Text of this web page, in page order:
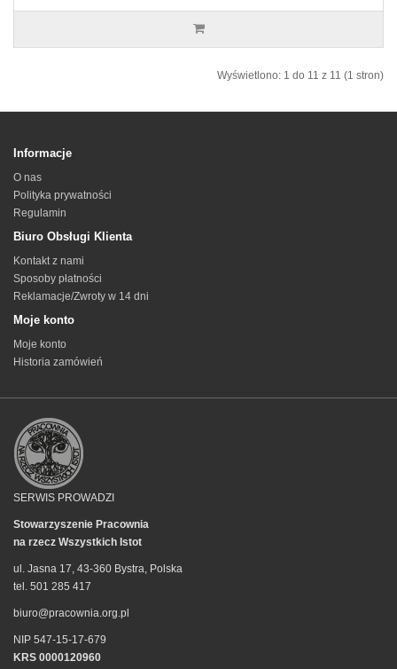
Wyświetlono: 1 do 11 z 11 (1 stron)
Informacje
O nas
Polityka prywatności
Regulamin
Biuro Obsługi Klienta
Kontakt z nami
Sposoby płatności
Reklamacje/Zwroty w 14 dni
Moje konto
Moje konto
Historia zamówień
SERWIS PROWADZI
Stowarzyszenie Pracownia
na rzecz Wszystkich Istot
ul. Jasna 17, 43-360 Bystra, Polska
tel. 501 285 417
biuro@pracownia.org.pl
NIP 547-15-17-679
KRS 0000120960